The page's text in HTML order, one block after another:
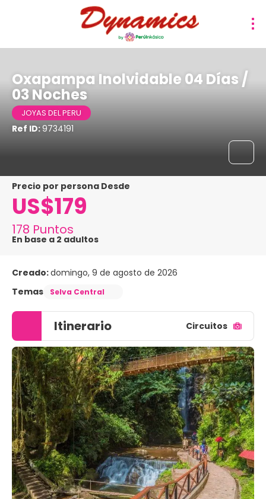
Oxapampa Inolvidable 04 Días /
03 Noches
JOYAS DEL PERU
Ref ID:9734191
precio por persona Desde
US$179
178 Puntos
En base a 2 adultos
Creado:domingo, 9 de agosto de 2026
Temas
Selva Central
Itinerario Circuitos